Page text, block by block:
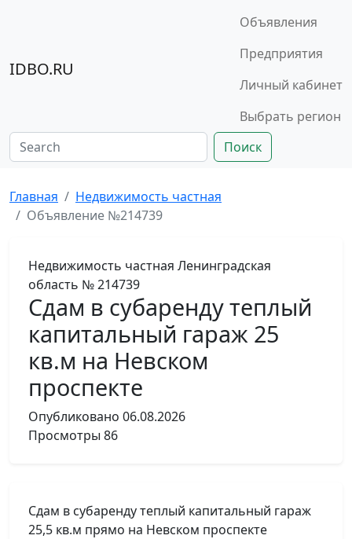
IDBO.RU
Объявления
Предприятия
Личный кабинет
Выбрать регион
Поиск
Главная
Недвижимость частная
Объявление №214739
Недвижимость частная Ленинградская
область № 214739
Сдам в субаренду теплый
капитальный гараж 25
кв.м на Невском
проспекте
Опубликовано 06.08.2026
Просмотры 86
Сдам в субаренду теплый капитальный гараж
25,5 кв.м прямо на Невском проспекте